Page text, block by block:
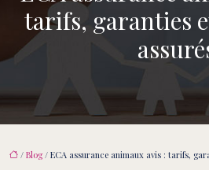
tarifs, garanties
/ Blog/ ECA assurance animaux avis : tarifs,